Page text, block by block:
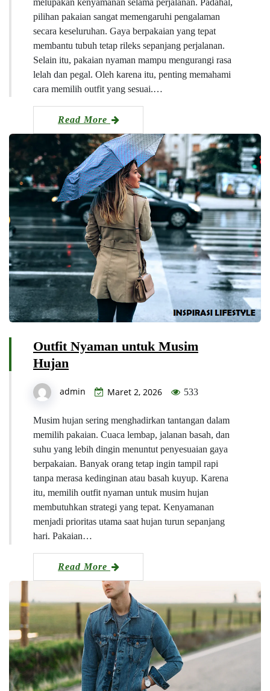
pilihan pakaian sangat memengaruhi pengalaman
secara keseluruhan. Gaya berpakaian yang tepat
membantu tubuh tetap rileks sepanjang perjalanan.
Selain itu, pakaian nyaman mampu mengurangi rasa
lelah dan pegal. Oleh karena itu, penting memahami
cara memilih outfit yang sesuai.…
Read More
Outfit Nyaman untuk Musim
Hujan
admin Maret 2, 2026 533
Musim hujan sering menghadirkan tantangan dalam
memilih pakaian. Cuaca lembap, jalanan basah, dan
suhu yang lebih dingin menuntut penyesuaian gaya
berpakaian. Banyak orang tetap ingin tampil rapi
tanpa merasa kedinginan atau basah kuyup. Karena
itu, memilih outfit nyaman untuk musim hujan
membutuhkan strategi yang tepat. Kenyamanan
menjadi prioritas utama saat hujan turun sepanjang
hari. Pakaian…
Read More